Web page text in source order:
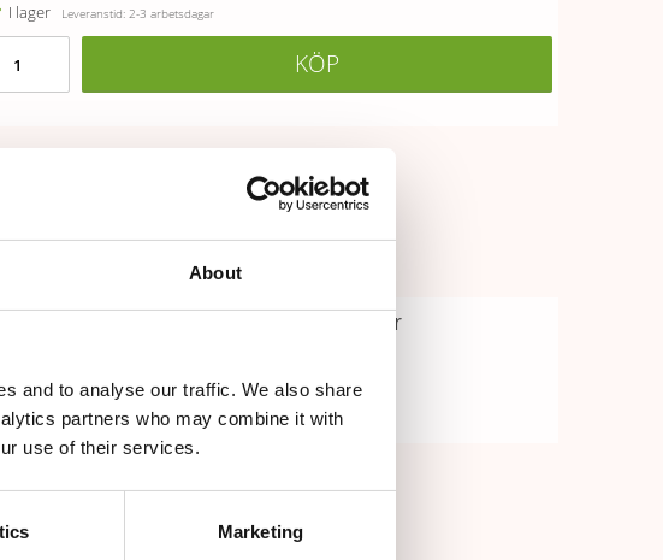
About
and to analyse our traffic. We also share
partners who may combine it with
use of their services.
Marketing
I lager Leveranstid: 2-3 arbetsdagar
KÖP
praktisk
med
Upptäck mer
Vårdkläder